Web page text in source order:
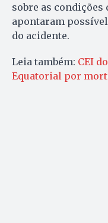
sobre as
apontaram
do acidente.
Leia também: CEI
Equatorial por